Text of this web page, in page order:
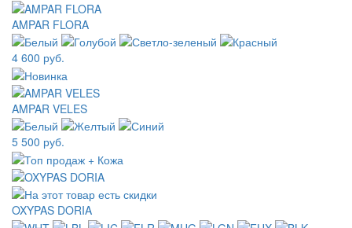
AMPAR FLORA
4 600 руб.
AMPAR VELES
5 500 руб.
OXYPAS DORIA